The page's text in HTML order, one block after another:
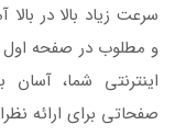
سرعت زیاد بالا در
و مطلوب در صفحه اول
اینترنتی شما،‌
صفحاتی برای ارائه